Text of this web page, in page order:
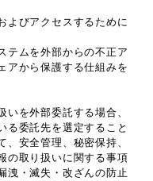
よびアクセスするために
テムを外部からの不正ア
アから保護する仕組みを
いを外部委託する場合、
る委託先を選定すること
、安全管理、秘密保持、
の取り扱いに関する事項
洩・滅失・改ざんの防止